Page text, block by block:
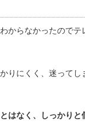
からなかったのでテ
りにくく、迷ってし
はなく、しっかりと